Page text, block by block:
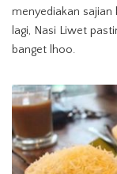
menyediakan sajian
lagi, Nasi Liwet
banget lhoo.